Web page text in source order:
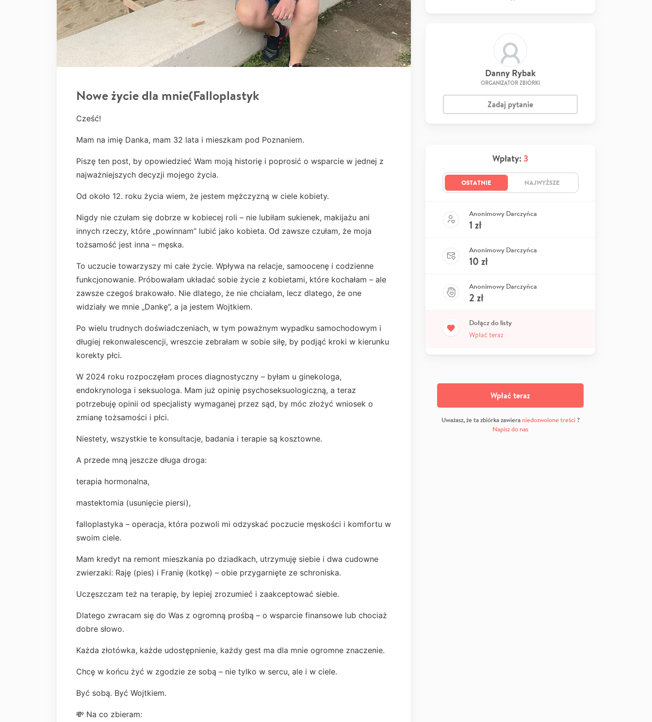
Nowe życie dla mnie(Falloplastyk
Cześć!
Mam na imię Danka, mam 32 lata i mieszkam pod Poznaniem.
Piszę ten post, by opowiedzieć Wam moją historię i poprosić o wsparcie w jednej z
najważniejszych decyzji mojego życia.
Od około 12. roku życia wiem, że jestem mężczyzną w ciele kobiety.
Nigdy nie czułam się dobrze w kobiecej roli – nie lubiłam sukienek, makijażu ani
innych rzeczy, które „powinnam” lubić jako kobieta. Od zawsze czułam, że moja
tożsamość jest inna – męska.
To uczucie towarzyszy mi całe życie. Wpływa na relacje, samoocenę i codzienne
funkcjonowanie. Próbowałam układać sobie życie z kobietami, które kochałam – ale
zawsze czegoś brakowało. Nie dlatego, że nie chciałam, lecz dlatego, że one
widziały we mnie „Dankę”, a ja jestem Wojtkiem.
Po wielu trudnych doświadczeniach, w tym poważnym wypadku samochodowym i
długiej rekonwalescencji, wreszcie zebrałam w sobie siłę, by podjąć kroki w kierunku
korekty płci.
W 2024 roku rozpoczęłam proces diagnostyczny – byłam u ginekologa,
endokrynologa i seksuologa. Mam już opinię psychoseksuologiczną, a teraz
potrzebuję opinii od specjalisty wymaganej przez sąd, by móc złożyć wniosek o
zmianę tożsamości i płci.
Niestety, wszystkie te konsultacje, badania i terapie są kosztowne.
A przede mną jeszcze długa droga:
terapia hormonalna,
mastektomia (usunięcie piersi),
falloplastyka – operacja, która pozwoli mi odzyskać poczucie męskości i komfortu w
swoim ciele.
Mam kredyt na remont mieszkania po dziadkach, utrzymuję siebie i dwa cudowne
zwierzaki: Raję (pies) i Franię (kotkę) – obie przygarnięte ze schroniska.
Uczęszczam też na terapię, by lepiej zrozumieć i zaakceptować siebie.
Dlatego zwracam się do Was z ogromną prośbą – o wsparcie finansowe lub chociaż
dobre słowo.
Każda złotówka, każde udostępnienie, każdy gest ma dla mnie ogromne znaczenie.
Chcę w końcu żyć w zgodzie ze sobą – nie tylko w sercu, ale i w ciele.
Być sobą. Być Wojtkiem.
💸 Na co zbieram:
Danny Rybak
ORGANIZATOR ZBIÓRKI
Zadaj pytanie
Wpłaty: 3
OSTATNIE NAJWYŻSZE
Anonimowy Darczyńca
1 zł
Anonimowy Darczyńca
10 zł
Anonimowy Darczyńca
2 zł
Dołącz do listy
Wpłać teraz
Wpłać teraz
Uważasz, że ta zbiórka zawiera niedozwolone treści?
Napisz do nas